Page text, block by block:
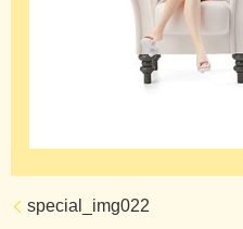
special_img022